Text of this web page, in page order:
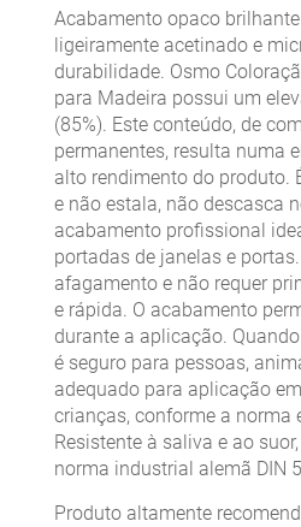
Acabamento opaco
ligeiramente acetinado e
durabilidade. Osmo
para Madeira possui um
(85%). Este conteúdo, de
permanentes, resulta numa
alto rendimento do produto.
e não estala, não descasca
acabamento profissional
portadas de janelas e
afagamento e não requer
e rápida. O acabamento
durante a aplicação.
é seguro para pessoas,
adequado para aplicação
crianças, conforme a norma
Resistente à saliva e ao
norma industrial alemã DIN
Produto altamente